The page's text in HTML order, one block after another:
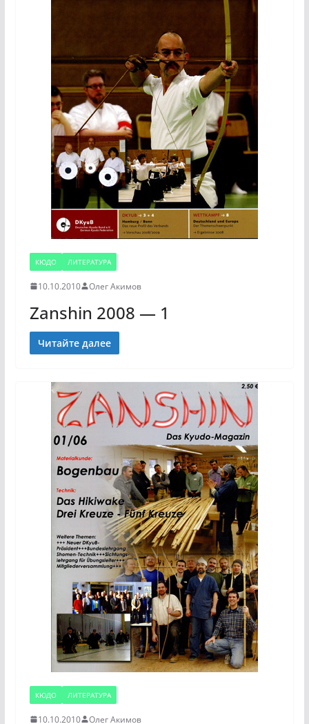
КЮДО ЛИТЕРАТУРА
10.10.2010 Олег Акимов
Zanshin 2008 — 1
Читайте далее
КЮДО ЛИТЕРАТУРА
10.10.2010 Олег Акимов